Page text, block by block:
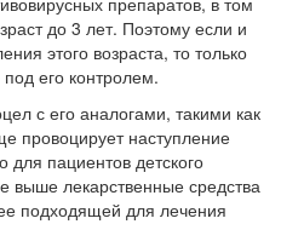
до 3 лет. Поэтому если и
этого возраста, то только
его контролем.
с его аналогами, такими как
провоцирует наступление
для пациентов детского
выше лекарственные средства
подходящей для лечения